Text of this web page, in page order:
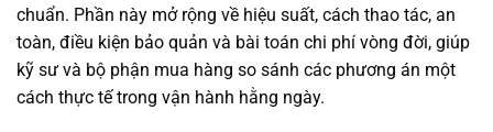
chuẩn. Phần này mở rộng về hiệu suất, cách thao tác, an
toàn, điều kiện bảo quản và bài toán chi phí vòng đời, giúp
kỹ sư và bộ phận mua hàng so sánh các phương án một
cách thực tế trong vận hành hằng ngày.